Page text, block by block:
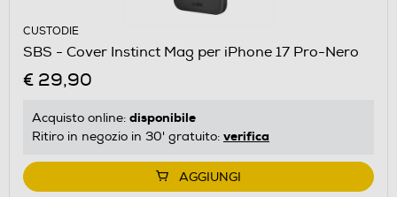
CUSTODIE
SBS - Cover Instinct Mag per iPhone 17 Pro-Nero
€ 29,90
Acquisto online: disponibile
Ritiro in negozio in 30' gratuito: verifica
AGGIUNGI